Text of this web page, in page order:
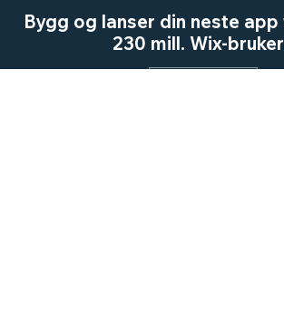
Bygg og lanser din neste
230 mill. Wix-